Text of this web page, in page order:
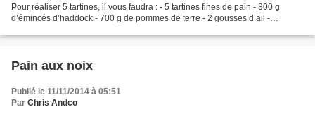
Pour réaliser 5 tartines, il vous faudra : - 5 tartines fines de pain - 300 g
d’émincés d’haddock - 700 g de pommes de terre - 2 gousses d’ail -
Pain aux noix
Publié le 11/11/2014 à 05:51
Par Chris Andco